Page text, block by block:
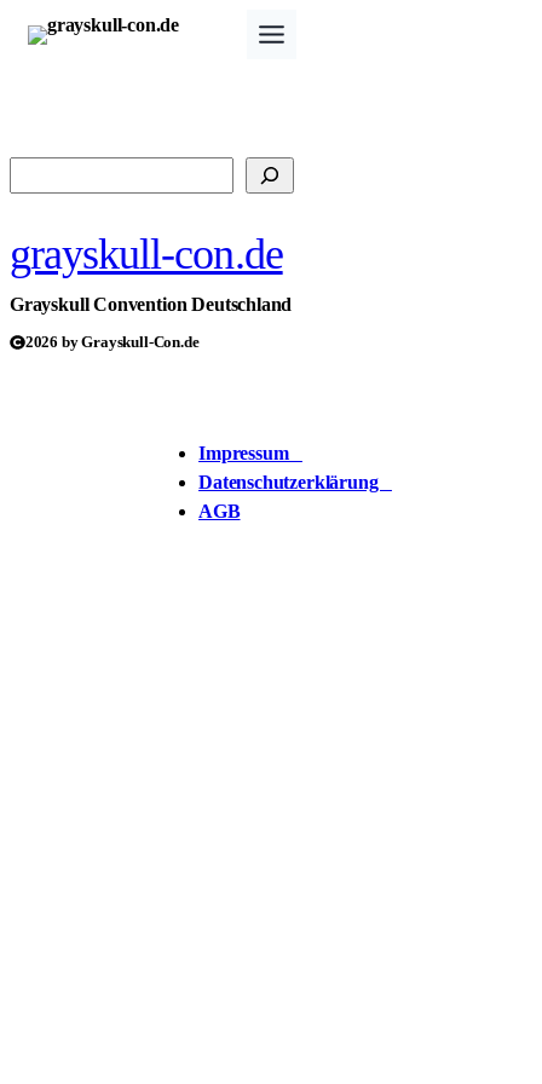
Zum
Inhalt
grayskull-con.de
Grayskull Convention Deutschland
2026 by Grayskull-Con.de
Impressum
Datenschutzerklärung
AGB